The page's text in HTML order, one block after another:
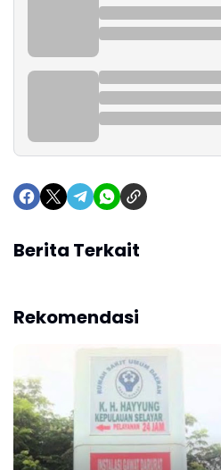
Berita Terkait
Rekomendasi